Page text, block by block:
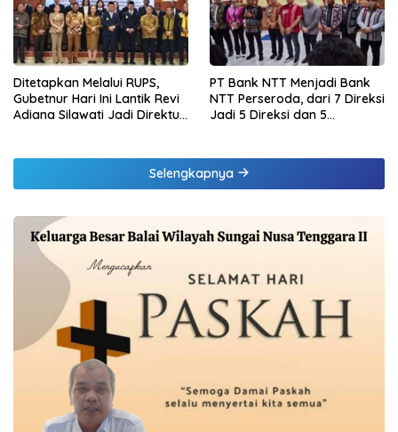
Ditetapkan Melalui RUPS,
Gubetnur Hari Ini Lantik Revi
Adiana Silawati Jadi Direktur
PT Bank NTT Menjadi Bank
NTT Perseroda, dari 7 Direksi
Jadi 5 Direksi dan 5
Selengkapnya